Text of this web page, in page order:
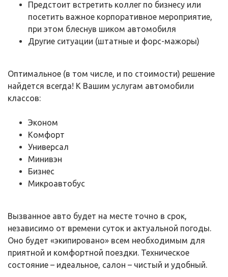
Предстоит встретить коллег по бизнесу или
посетить важное корпоративное мероприятие,
при этом блеснув шиком автомобиля
Другие ситуации (штатные и форс-мажоры)
Оптимальное (в том числе, и по стоимости) решение
найдется всегда! К Вашим услугам автомобили
классов:
Эконом
Комфорт
Универсал
Минивэн
Бизнес
Микроавтобус
Вызванное авто будет на месте точно в срок,
независимо от времени суток и актуальной погоды.
Оно будет «экипировано» всем необходимым для
приятной и комфортной поездки. Техническое
состояние – идеальное, салон – чистый и удобный.